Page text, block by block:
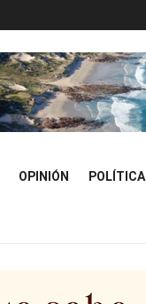
OPINIÓN POLÍTICA